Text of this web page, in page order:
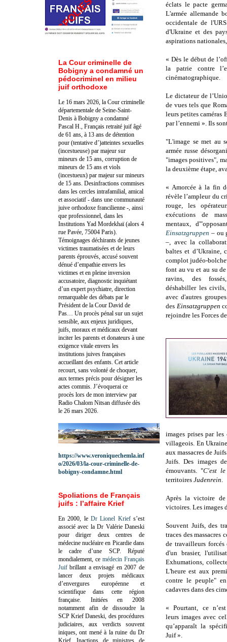
éclats le pacte
L'armée allemande
occidentale de
d'Ukraine et des
aspirations
« Dès le début de
la patrie contre
cinématographique.
Le dictateur de
de vues tels que
leurs petites caméras
par l’ennemi ». Ils
"L'image se met au
armée russe
"images positives",
la deuxième étape,
« Amorcée à la fin
révèle l’ampleur du
rouge, les
exécutions de
mentaux,
Einsatzgruppen – ou
–, avec la
baltes et d’Ukraine,
complot judéo-
font au vu et au su
ravins, des
déshabiller les
avec d'autres
des Einsatzgruppen
rejoindre les Forces
images prises par
villageois. En
aux massacres de
Juifs. Des images
émouvants. "C'est
territoires Judenrein.
Après la victoire de
victoires. Les images
Souvent Juifs, des
traces des massacres
de travailleurs
d'un brasier,
Exhumations,
L'heure est aux
contre le peuple"
cadavres dans des
« Pourtant, ce
leurs images avec
qu’apparaît la
Juif ».
La Cour criminelle de
Bobigny a condamné un
pédocriminel en milieu
juif orthodoxe
Le 16 mars 2026, la Cour criminelle
départementale de Seine-Saint-
Denis à Bobigny a condamné
Pascal H., Français retraité juif âgé
de 61 ans, à 13 ans de détention
pour (tentative d’)atteintes sexuelles
(incestueuse) par majeur sur
mineurs de 15 ans, corruption de
mineurs de 15 ans et viols
(incestueux) par majeur sur mineurs
de 15 ans. Desinfractions commises
dans les cercles intrafamilial, amical
et associatif - dans une communauté
juive orthodoxe francilienne -, ainsi
que professionnel, dans les
Institutions Yad Mordekhaï (alors 4
rue Pavée, 75004 Paris).
Témoignages déchirants de jeunes
victimes traumatisées et de leurs
parents éprouvés, accusé souvent
dénué d’empathie envers les
victimes et en pleine inversion
accusatoire, diagnostic inquiétant
d’un expert psychiatre, direction
remarquable des débats par le
Président de la Cour David de
Pas… Un procès pénal sur un sujet
sensible, aux enjeux juridiques,
juifs, moraux et médicaux devant
inciter les parents et donateurs à une
exigence vitale envers les
institutions juives françaises
accueillant des enfants. Cet article
recourt, sans volonté de choquer,
aux termes précis pour désigner les
actes commis. J’évoquerai ce
procès lors de mon interview par
Radio Chalom Nitsan diffusée dès
le 26 mars 2026.
https://www.veroniquechemla.inf
o/2026/03/la-cour-criminelle-de-
bobigny-condamne.html
Spoliations de Français
juifs : l’affaire Krief
En 2000, le Dr Lionel Kriefs’est
associé avec la Dr Valérie Daneski
pour diriger deux centres de
médecine nucléaire en Picardie dans
le cadre d’une SCP. Réputé
mondialement, ce médecin Français
Juif brillant a envisagé en 2007 de
lancer deux projets médicaux
d’envergures européenne et
scientifique dans cette région
française. Initiées en 2008
notamment afin de dissoudre la
SCP Krief Daneski, des procédures
judiciaires, aux verdicts souvent
iniques, ont mené à la ruine du Dr
Krief.Inactions de ministres de